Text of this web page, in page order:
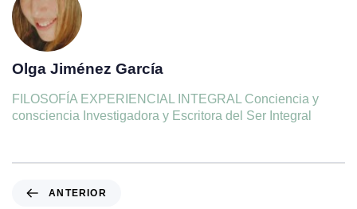
Olga Jiménez García
FILOSOFÍA EXPERIENCIAL INTEGRAL Conciencia y
consciencia Investigadora y Escritora del Ser Integral
ANTERIOR